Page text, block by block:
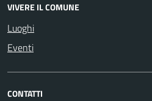
VIVERE IL COMUNE
Luoghi
Eventi
CONTATTI